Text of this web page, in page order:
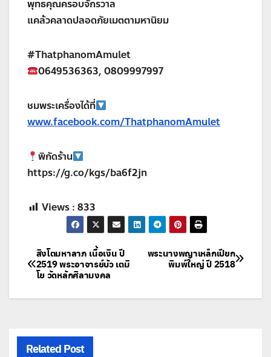
พุทธคุณครอบจักรวาล
แคล้วคลาดปลอดภัยเมตตามหานิยม
#ThatphanomAmulet
0649536363, 0809997997
ชมพระเครื่องได้ที่
www.facebook.com/ThatphanomAmulet
พิกัดร้าน
https://g.co/kgs/ba6f2jn
Views : 833
แนะแนว
เรื่อง
พระนางพญาเหล็กเปียก
พิมพ์ใหญ่ ปี 2518
สิงโตมหาลาภ เนื้อเงิน ปี
2519 พระอาจารย์บัว เตมิ
โย วัดหลักศิลามงคล
Related Post